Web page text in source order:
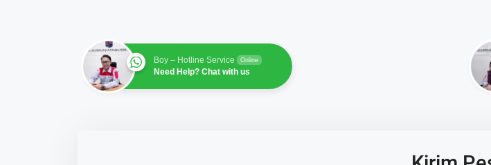
Boy – Hotline Service Online
Need Help? Chat with us